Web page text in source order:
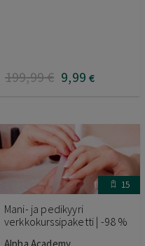
199,99€ 9,99 €
15
Mani- ja pedikyyri
verkkokurssipaketti | -98 %
Alpha Academy